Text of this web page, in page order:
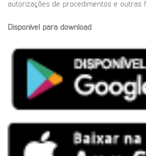
autorizações de procedimentos e outras
Disponível para download